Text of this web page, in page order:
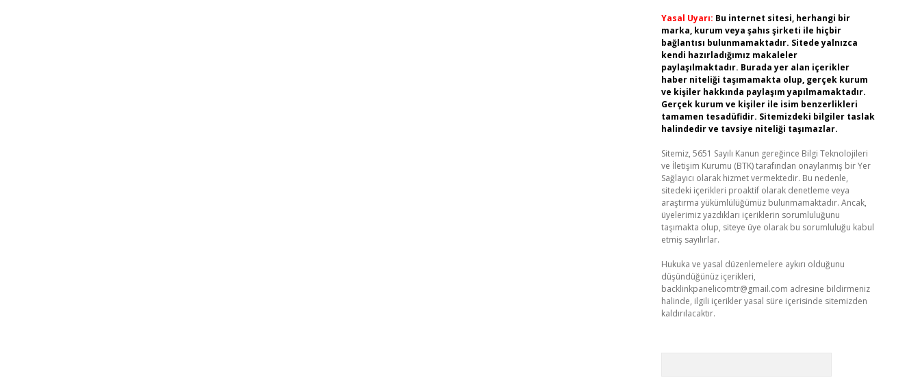
Yasal Uyarı: Bu internet sitesi, herhangi bir
marka, kurum veya şahıs şirketi ile hiçbir
bağlantısı bulunmamaktadır. Sitede yalnızca
kendi hazırladığımız makaleler
paylaşılmaktadır. Burada yer alan içerikler
haber niteliği taşımamakta olup, gerçek kurum
ve kişiler hakkında paylaşım yapılmamaktadır.
Gerçek kurum ve kişiler ile isim benzerlikleri
tamamen tesadüfidir. Sitemizdeki bilgiler taslak
halindedir ve tavsiye niteliği taşımazlar.
Sitemiz, 5651 Sayılı Kanun gereğince Bilgi Teknolojileri
ve İletişim Kurumu (BTK) tarafından onaylanmış bir Yer
Sağlayıcı olarak hizmet vermektedir. Bu nedenle,
sitedeki içerikleri proaktif olarak denetleme veya
araştırma yükümlülüğümüz bulunmamaktadır. Ancak,
üyelerimiz yazdıkları içeriklerin sorumluluğunu
taşımakta olup, siteye üye olarak bu sorumluluğu kabul
etmiş sayılırlar.
Hukuka ve yasal düzenlemelere aykırı olduğunu
düşündüğünüz içerikleri,
backlinkpanelicomtr@gmail.com adresine bildirmeniz
halinde, ilgili içerikler yasal süre içerisinde sitemizden
kaldırılacaktır.